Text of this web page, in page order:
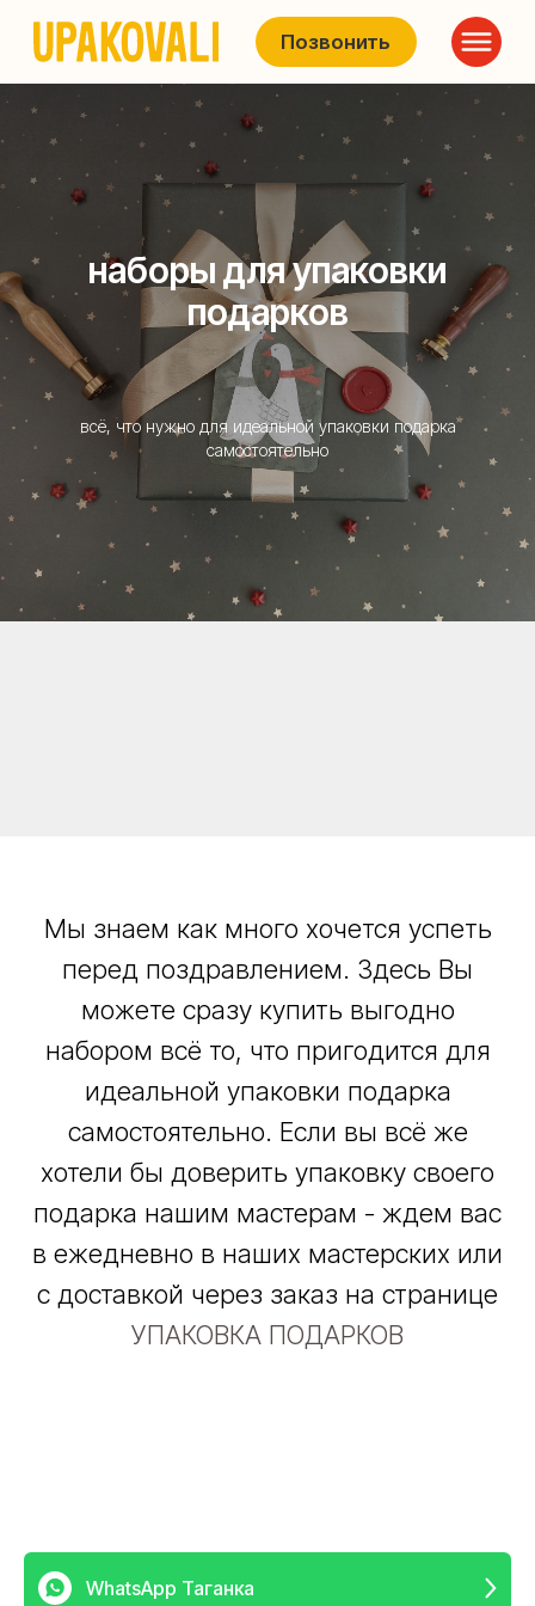
Позвонить
наборы для упаковки
подарков
всё, что нужно для идеальной упаковки подарка
самостоятельно
Мы знаем как много хочется успеть
перед поздравлением. Здесь Вы
можете сразу купить выгодно
набором всё то, что пригодится для
идеальной упаковки подарка
самостоятельно. Если вы всё же
хотели бы доверить упаковку своего
подарка нашим мастерам - ждем вас
в ежедневно в наших мастерских или
c доставкой через заказ на странице
УПАКОВКА ПОДАРКОВ
WhatsApp Таганка